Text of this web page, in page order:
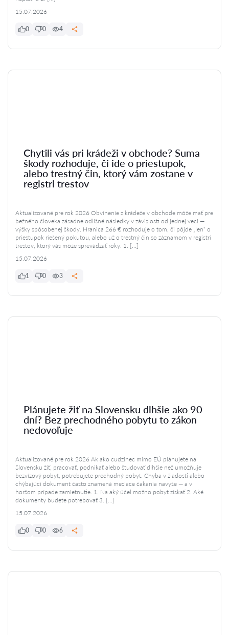
15.07.2026
0 0 4
Chytili vás pri krádeži v obchode? Suma
škody rozhoduje, či ide o priestupok,
alebo trestný čin, ktorý vám zostane v
registri trestov
Aktualizované pre rok 2026 Obvinenie z krádeže v obchode môže mať pre
bežného človeka zásadne odlišné následky v závislosti od jednej veci —
výšky spôsobenej škody. Hranica 266 € rozhoduje o tom, či pôjde „len“ o
priestupok riešený pokutou, alebo už o trestný čin so záznamom v registri
trestov, ktorý vás môže sprevádzať roky. 1. […]
15.07.2026
1 0 3
Plánujete žiť na Slovensku dlhšie ako 90
dní? Bez prechodného pobytu to zákon
nedovoľuje
Aktualizované pre rok 2026 Ak ako cudzinec mimo EÚ plánujete na
Slovensku žiť, pracovať, podnikať alebo študovať dlhšie než umožňuje
bezvízový pobyt, potrebujete prechodný pobyt. Chyba v žiadosti alebo
chýbajúci dokument často znamená mesiace čakania navyše — a v
horšom prípade zamietnutie. 1. Na aký účel možno pobyt získať 2. Aké
dokumenty budete potrebovať 3. […]
15.07.2026
0 0 6